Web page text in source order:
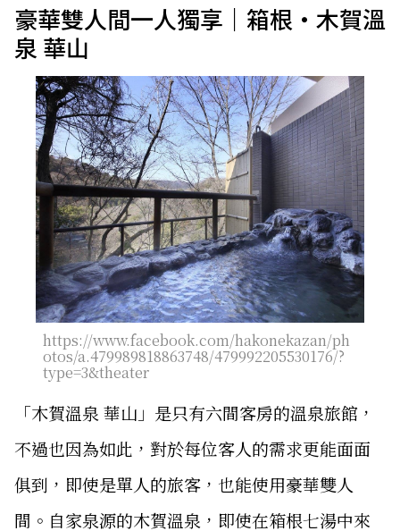
豪華雙人間一人獨享｜箱根・木賀溫
泉 華山
https://www.facebook.com/hakonekazan/ph
otos/a.479989818863748/479992205530176/?
type=3&theater
「木賀溫泉 華山」是只有六間客房的溫泉旅館，
不過也因為如此，對於每位客人的需求更能面面
俱到，即使是單人的旅客，也能使用豪華雙人
間。自家泉源的木賀溫泉，即使在箱根七湯中來